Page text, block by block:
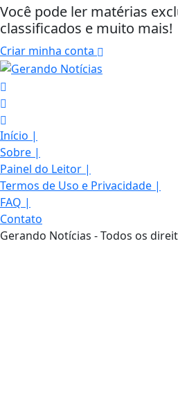
Você pode ler matérias
classificados e muito mais!
Criar minha conta
Início |
Sobre |
Painel do Leitor |
Termos de Uso e Privacidade |
FAQ |
Contato
Gerando Notícias - Todos os